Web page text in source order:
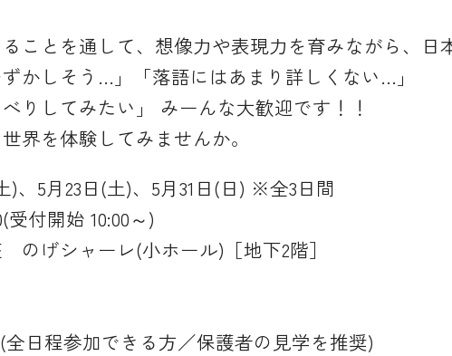
ことを通して、想像力や表現力を育みながら、日
ずかしそう…」「落語にはあまり詳しくない…」
りしてみたい」 みーんな大歓迎です！！
界を体験してみませんか。
)、5月23日(土)、5月31日(日) ※全3日間
受付開始 10:00～)
げシャーレ(小ホール)［地下2階］
全日程参加できる方／保護者の見学を推奨)